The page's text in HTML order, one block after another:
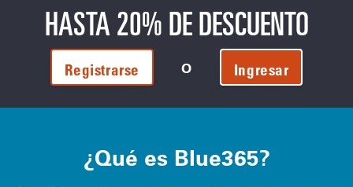
HASTA 20% DE DESCUENTO
Registrarse O Ingresar
¿Qué es Blue365?